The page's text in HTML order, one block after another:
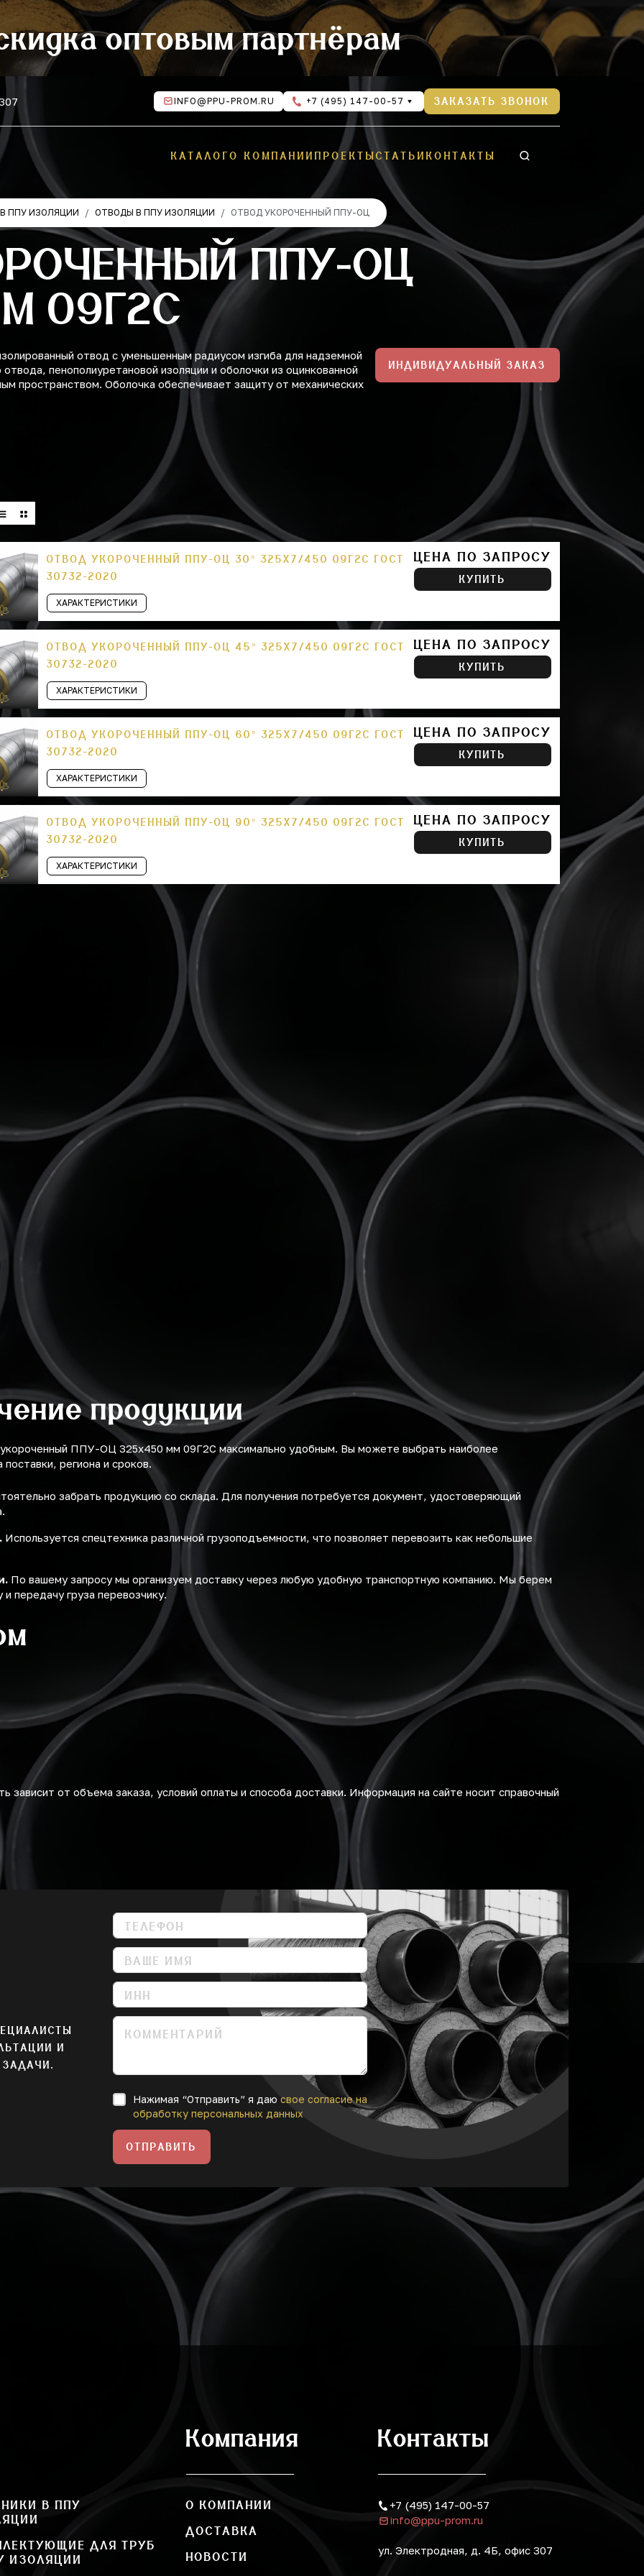
оптовым партнёрам
INFO@PPU-PROM.RU +7 (495) 147-00-57 ЗАКАЗАТЬ ЗВОНОК
КАТАЛОГО КОМПАНИИ ПРОЕКТЫСТАТЬИ КОНТАКТЫ
ППУ ИЗОЛЯЦИИ ОТВОДЫ В ППУ ИЗОЛЯЦИИ ОТВОД УКОРОЧЕННЫЙ ППУ-ОЦ
ППУ-ОЦ
09Г2С
отвод с уменьшенным радиусом изгиба для надземной
пенополиуретановой изоляции и оболочки из оцинкованной
пространством. Оболочка обеспечивает защиту от механических
ИНДИВИДУАЛЬНЫЙ ЗАКАЗ
ОТВОД УКОРОЧЕННЫЙ ППУ-ОЦ 30° 325Х7/450 09Г2С ГОСТ
30732-2020
ХАРАКТЕРИСТИКИ
ЦЕНА ПО ЗАПРОСУ
КУПИТЬ
ОТВОД УКОРОЧЕННЫЙ ППУ-ОЦ 45° 325Х7/450 09Г2С ГОСТ
30732-2020
ХАРАКТЕРИСТИКИ
ЦЕНА ПО ЗАПРОСУ
КУПИТЬ
ОТВОД УКОРОЧЕННЫЙ ППУ-ОЦ 60° 325Х7/450 09Г2С ГОСТ
30732-2020
ХАРАКТЕРИСТИКИ
ЦЕНА ПО ЗАПРОСУ
КУПИТЬ
ОТВОД УКОРОЧЕННЫЙ ППУ-ОЦ 90° 325Х7/450 09Г2С ГОСТ
30732-2020
ХАРАКТЕРИСТИКИ
ЦЕНА ПО ЗАПРОСУ
КУПИТЬ
продукции
ППУ-ОЦ 325х450 мм 09Г2С максимально удобным. Вы можете выбрать наиболее
региона и сроков.
забрать продукцию со склада. Для получения потребуется документ, удостоверяющий
Используется спецтехника различной грузоподъемности, что позволяет перевозить как небольшие
По вашему запросу мы организуем доставку через любую удобную транспортную компанию. Мы берем
передачу груза перевозчику.
зависит от объема заказа, условий оплаты и способа доставки. Информация на сайте носит справочный
И
Нажимая “Отправить” я даю свое согласие на
обработку персональных данных
ОТПРАВИТЬ
В ППУ
ДЛЯ ТРУБ
ИЗОЛЯЦИИ
Компания
О КОМПАНИИ
ДОСТАВКА
НОВОСТИ
Контакты
+7 (495) 147-00-57
info@ppu-prom.ru
ул. Электродная, д. 4Б, офис 307